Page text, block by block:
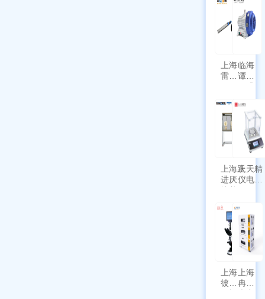
上海
雷磁
符合
新国
标带
功能
临海
谭氏
干式
泵
SPL-
10
上海跃
进厌氧
培养箱
III-T
上天精
仪电子
带审计
追踪功
能
上海
彼爱
姆视
上海
冉绘
大容